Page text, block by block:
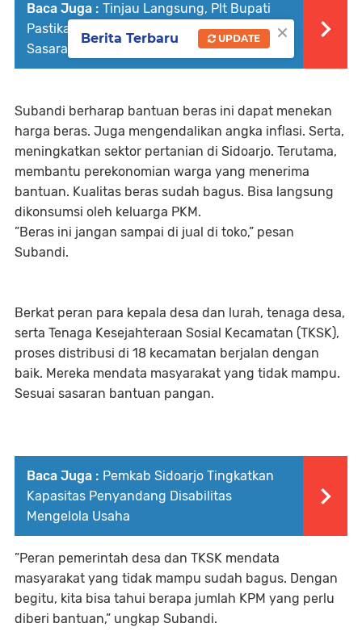
Baca Juga : Tinjau Langsung, Plt Bupati
Pastikan Bantuan Beras Tahap 3 Tepat
Sasaran
Subandi berharap bantuan beras ini dapat menekan
harga beras. Juga mengendalikan angka inflasi. Serta,
meningkatkan sektor pertanian di Sidoarjo. Terutama,
membantu perekonomian warga yang menerima
bantuan. Kualitas beras sudah bagus. Bisa langsung
dikonsumsi oleh keluarga PKM.
”Beras ini jangan sampai di jual di toko,” pesan
Subandi.
Berkat peran para kepala desa dan lurah, tenaga desa,
serta Tenaga Kesejahteraan Sosial Kecamatan (TKSK),
proses distribusi di 18 kecamatan berjalan dengan
baik. Mereka mendata masyarakat yang tidak mampu.
Sesuai sasaran bantuan pangan.
Baca Juga : Pemkab Sidoarjo Tingkatkan
Kapasitas Penyandang Disabilitas
Mengelola Usaha
”Peran pemerintah desa dan TKSK mendata
masyarakat yang tidak mampu sudah bagus. Dengan
begitu, kita bisa tahui berapa jumlah KPM yang perlu
diberi bantuan,” ungkap Subandi.
×
Berita Terbaru UPDATE